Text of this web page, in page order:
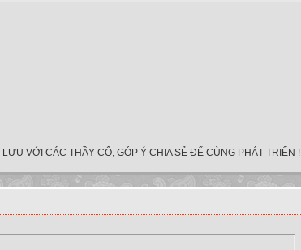
VỚI CÁC THẦY CÔ, GÓP Ý CHIA SẺ ĐỂ CÙNG PHÁT TRIỂN !